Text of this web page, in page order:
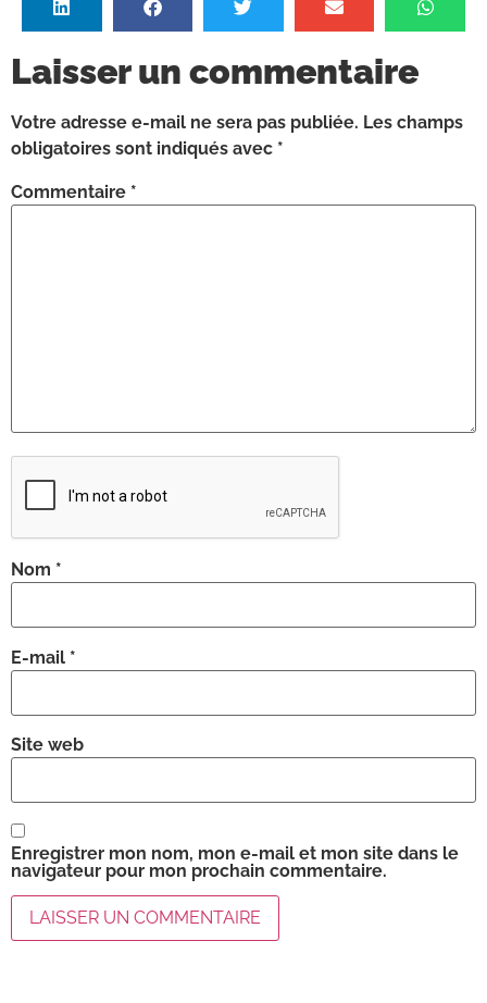
Laisser un commentaire
Votre adresse e-mail ne sera pas publiée. Les champs
obligatoires sont indiqués avec *
Commentaire *
Nom *
E-mail *
Site web
Enregistrer mon nom, mon e-mail et mon site dans le
navigateur pour mon prochain commentaire.